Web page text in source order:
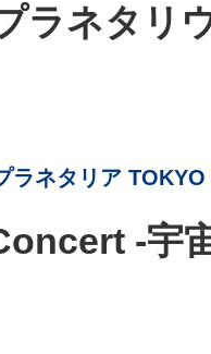
ラネタリ
ラネタリア TOKYO
-宇